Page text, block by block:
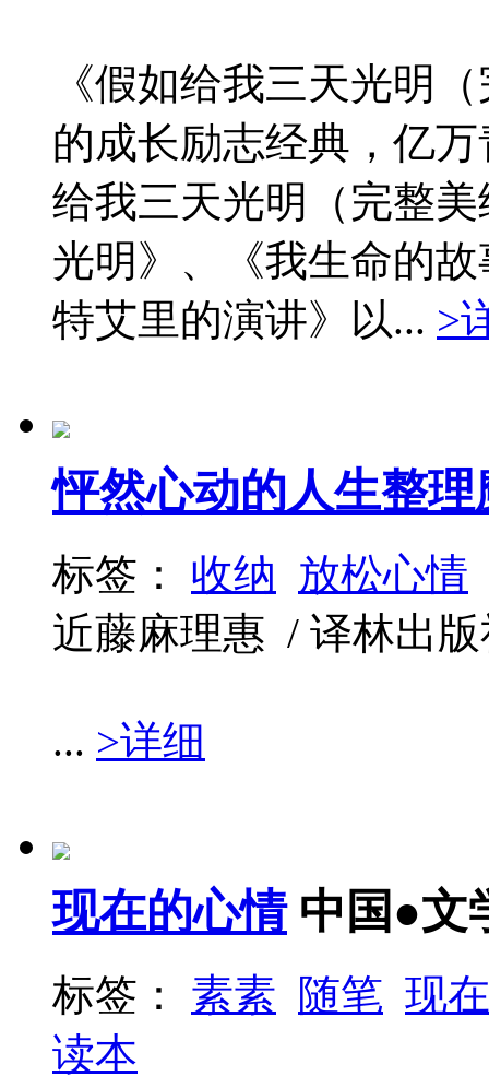
《假如给我三天光明
的成长励志经典，亿
给我三天光明（完整
光明》、《我生命的
特艾里的演讲》以... >
怦然心动的人生整理
标签： 收纳 放松心情
近藤麻理惠 / 译林出
... >详细
现在的心情 中国●文
标签： 素素 随笔 现
读本